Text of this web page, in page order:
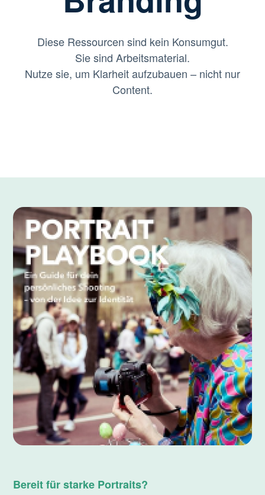
Diese Ressourcen sind kein Konsumgut.
Sie sind Arbeitsmaterial.
Nutze sie, um Klarheit aufzubauen – nicht nur
Content.
Bereit für starke Portraits?